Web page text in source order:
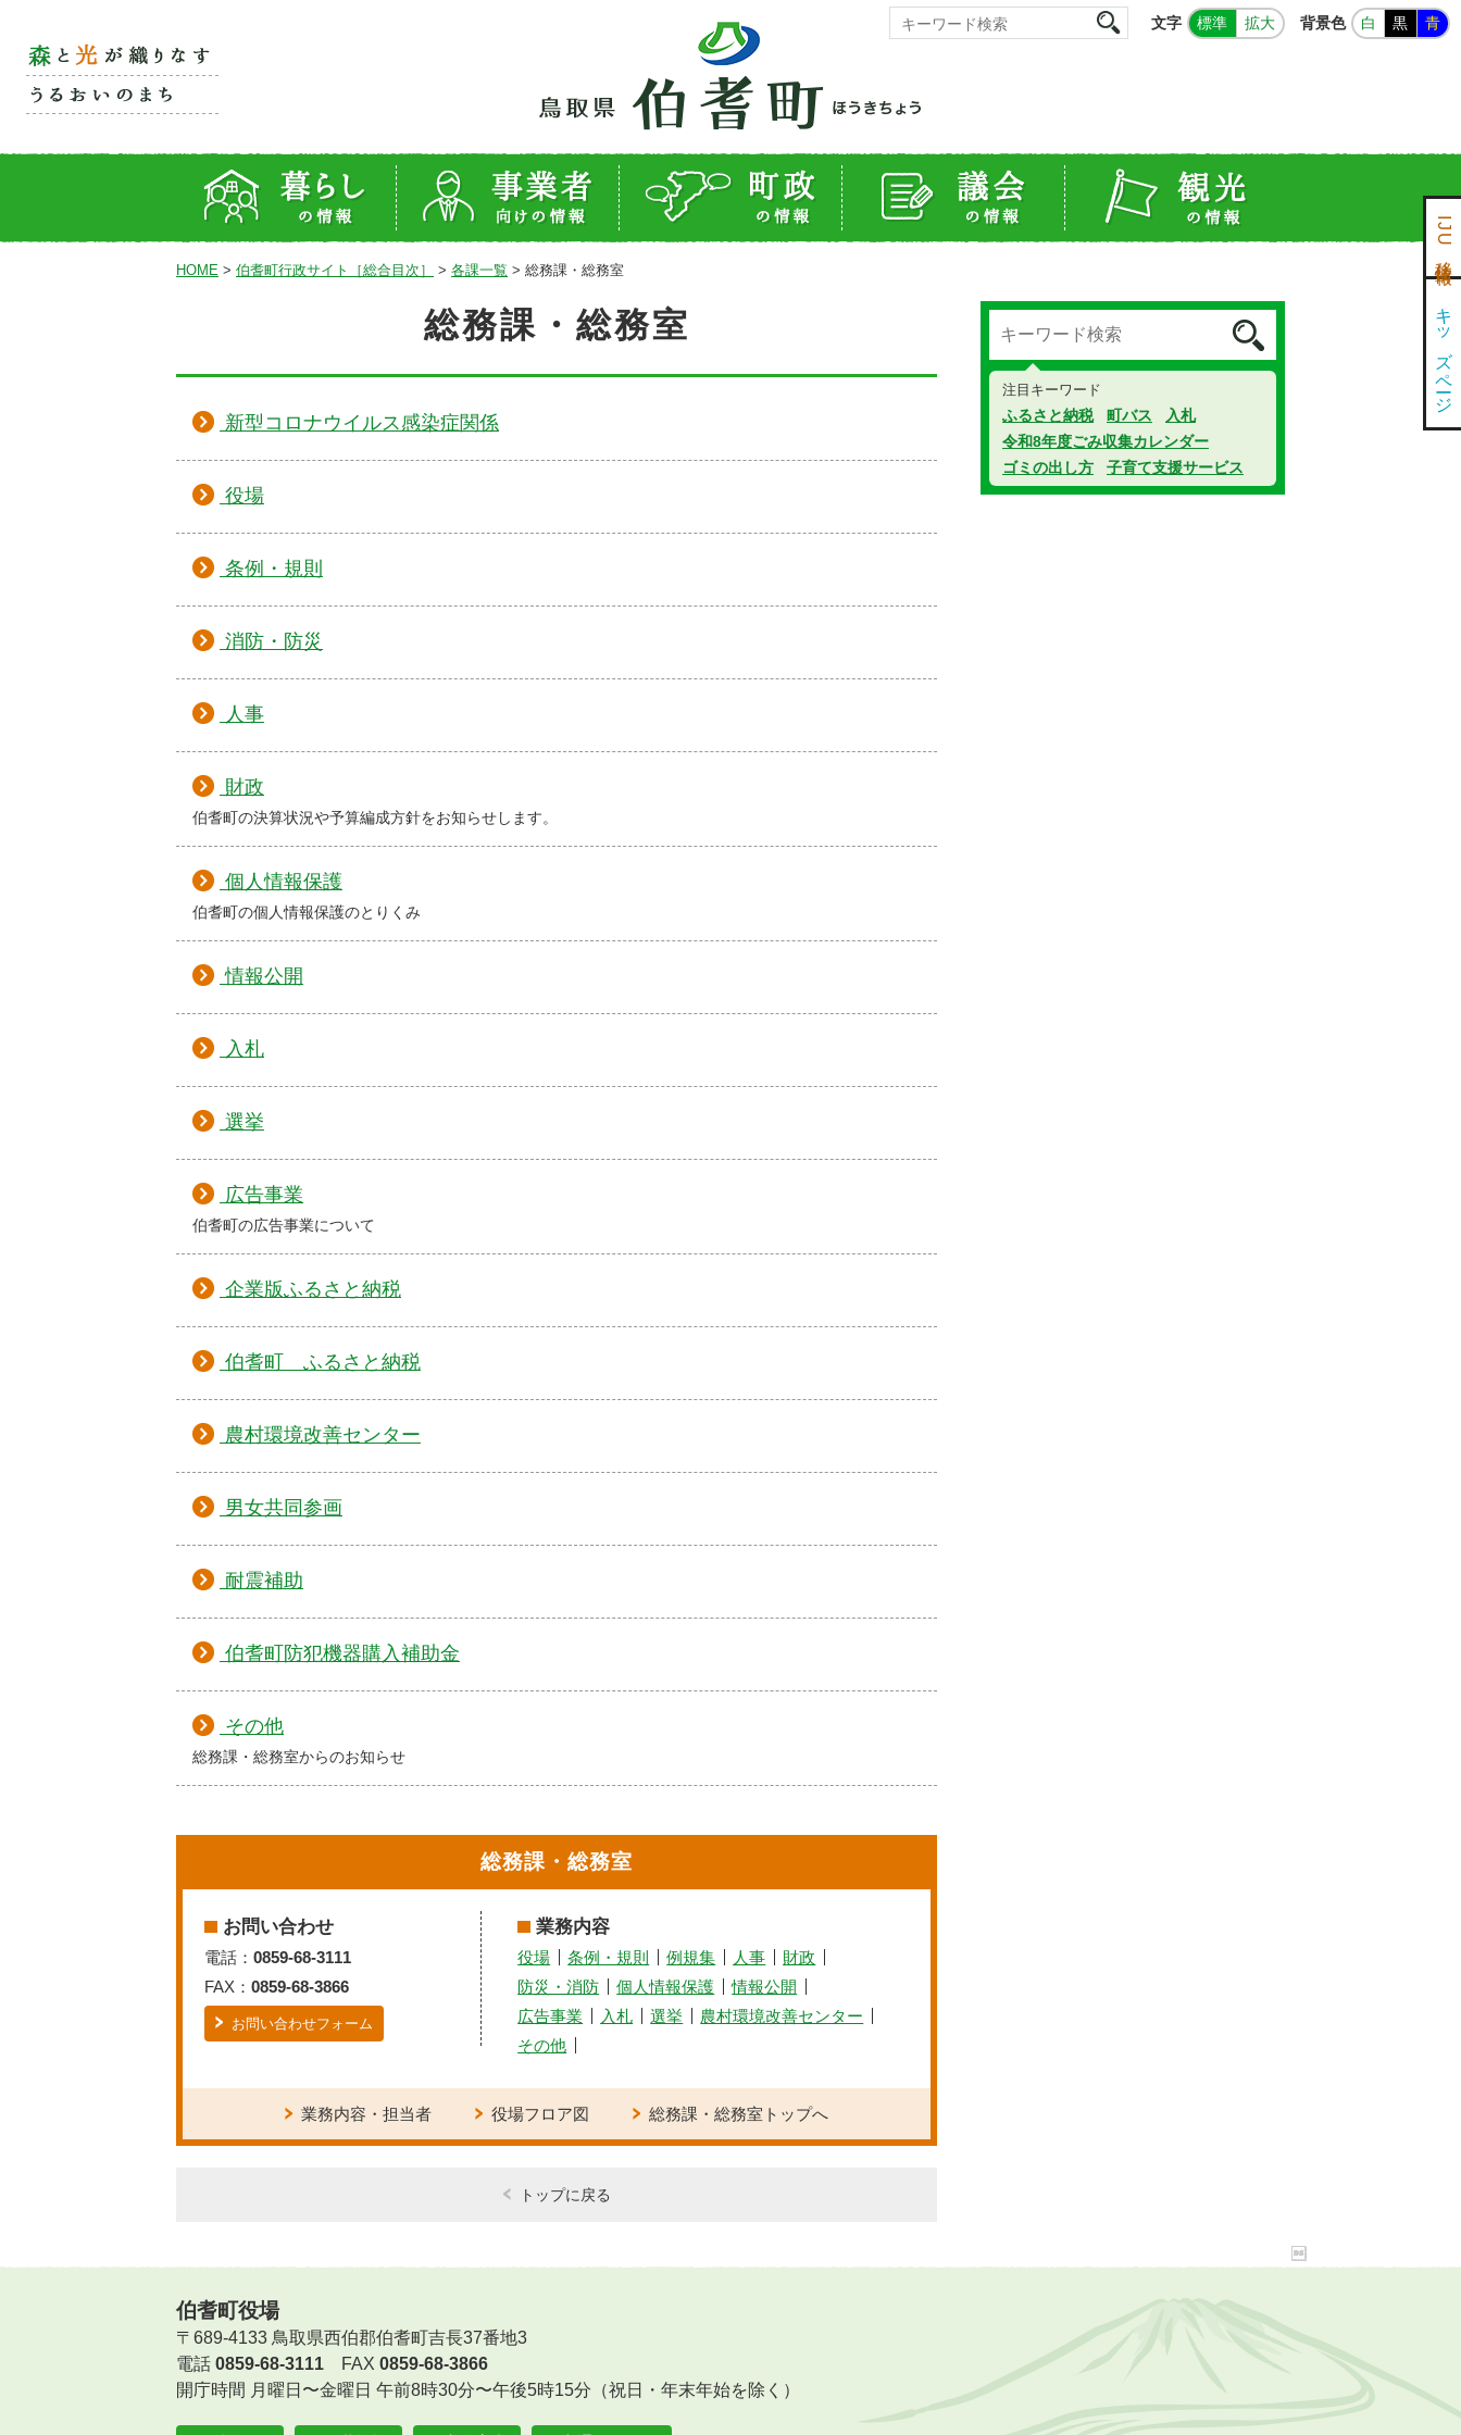
文字 標準 拡大 背景色 白 黒 青
HOME > 伯耆町行政サイト［総合目次］ > 各課一覧 > 総務課・総務室
総務課・総務室
新型コロナウイルス感染症関係
役場
条例・規則
消防・防災
人事
財政
伯耆町の決算状況や予算編成方針をお知らせします。
個人情報保護
伯耆町の個人情報保護のとりくみ
情報公開
入札
選挙
広告事業
伯耆町の広告事業について
企業版ふるさと納税
伯耆町 ふるさと納税
農村環境改善センター
男女共同参画
耐震補助
伯耆町防犯機器購入補助金
その他
総務課・総務室からのお知らせ
総務課・総務室
お問い合わせ
電話： 0859-68-3111
FAX： 0859-68-3866
お問い合わせフォーム
業務内容
役場 条例・規則 例規集 人事
財政
防災・消防
個人情報保護
情報公開
広告事業
入札 選挙
農村環境改善センター
その他
業務内容・担当者 役場フロア図 総務課・総務室トップへ
トップに戻る
注目キーワード
ふるさと納税 町バス
入札
令和8年度ごみ収集カレンダー
ゴミの出し方
子育て支援サービス
伯耆町役場
〒689-4133 鳥取県西伯郡伯耆町吉長37番地3
電話 0859-68-3111 FAX 0859-68-3866
開庁時間 月曜日〜金曜日 午前8時30分〜午後5時15分（祝日・年末年始を除く）
IJU移住情報
キッズページ